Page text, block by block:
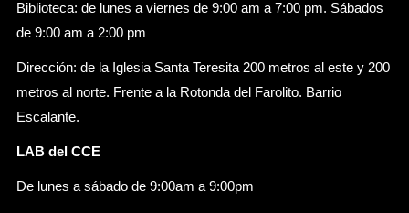
Biblioteca: de lunes a viernes de 9:00 am a 7:00 pm. Sábados
de 9:00 am a 2:00 pm
Dirección: de la Iglesia Santa Teresita 200 metros al este y 200
metros al norte. Frente a la Rotonda del Farolito. Barrio
Escalante.
LAB del CCE
De lunes a sábado de 9:00am a 9:00pm